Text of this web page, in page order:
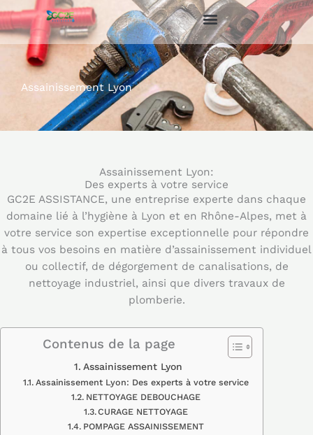
Aller
au
contenu
Assainissement Lyon
Assainissement Lyon:
Des experts à votre service
GC2E ASSISTANCE, une entreprise experte dans chaque
domaine lié à l’hygiène à Lyon et en Rhône-Alpes, met à
votre service son expertise exceptionnelle pour répondre
à tous vos besoins en matière d’assainissement individuel
ou collectif, de dégorgement de canalisations, de
nettoyage industriel, ainsi que divers travaux de
plomberie.
Contenus de la page
Assainissement Lyon
Assainissement Lyon: Des experts à votre service
NETTOYAGE DEBOUCHAGE
CURAGE NETTOYAGE
POMPAGE ASSAINISSEMENT